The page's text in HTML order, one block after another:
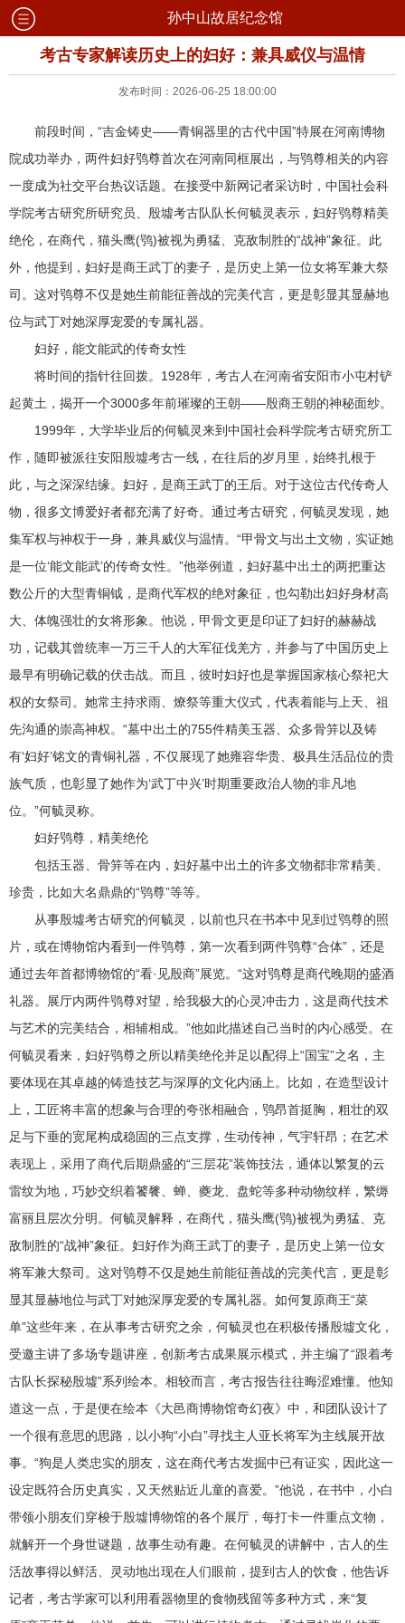
孙中山故居纪念馆
考古专家解读历史上的妇好：兼具威仪与温情
发布时间：2026-06-25 18:00:00
前段时间，“吉金铸史——青铜器里的古代中国”特展在河南博物
院成功举办，两件妇好鸮尊首次在河南同框展出，与鸮尊相关的内容
一度成为社交平台热议话题。在接受中新网记者采访时，中国社会科
学院考古研究所研究员、殷墟考古队队长何毓灵表示，妇好鸮尊精美
绝伦，在商代，猫头鹰(鸮)被视为勇猛、克敌制胜的“战神”象征。此
外，他提到，妇好是商王武丁的妻子，是历史上第一位女将军兼大祭
司。这对鸮尊不仅是她生前能征善战的完美代言，更是彰显其显赫地
位与武丁对她深厚宠爱的专属礼器。
妇好，能文能武的传奇女性
将时间的指针往回拨。1928年，考古人在河南省安阳市小屯村铲
起黄土，揭开一个3000多年前璀璨的王朝——殷商王朝的神秘面纱。
1999年，大学毕业后的何毓灵来到中国社会科学院考古研究所工
作，随即被派往安阳殷墟考古一线，在往后的岁月里，始终扎根于
此，与之深深结缘。妇好，是商王武丁的王后。对于这位古代传奇人
物，很多文博爱好者都充满了好奇。通过考古研究，何毓灵发现，她
集军权与神权于一身，兼具威仪与温情。“甲骨文与出土文物，实证她
是一位‘能文能武’的传奇女性。”他举例道，妇好墓中出土的两把重达
数公斤的大型青铜钺，是商代军权的绝对象征，也勾勒出妇好身材高
大、体魄强壮的女将形象。他说，甲骨文更是印证了妇好的赫赫战
功，记载其曾统率一万三千人的大军征伐羌方，并参与了中国历史上
最早有明确记载的伏击战。而且，彼时妇好也是掌握国家核心祭祀大
权的女祭司。她常主持求雨、燎祭等重大仪式，代表着能与上天、祖
先沟通的崇高神权。“墓中出土的755件精美玉器、众多骨笄以及铸
有‘妇好’铭文的青铜礼器，不仅展现了她雍容华贵、极具生活品位的贵
族气质，也彰显了她作为‘武丁中兴’时期重要政治人物的非凡地
位。”何毓灵称。
妇好鸮尊，精美绝伦
包括玉器、骨笄等在内，妇好墓中出土的许多文物都非常精美、
珍贵，比如大名鼎鼎的“鸮尊”等等。
从事殷墟考古研究的何毓灵，以前也只在书本中见到过鸮尊的照
片，或在博物馆内看到一件鸮尊，第一次看到两件鸮尊“合体”，还是
通过去年首都博物馆的“看·见殷商”展览。“这对鸮尊是商代晚期的盛酒
礼器。展厅内两件鸮尊对望，给我极大的心灵冲击力，这是商代技术
与艺术的完美结合，相辅相成。”他如此描述自己当时的内心感受。在
何毓灵看来，妇好鸮尊之所以精美绝伦并足以配得上“国宝”之名，主
要体现在其卓越的铸造技艺与深厚的文化内涵上。比如，在造型设计
上，工匠将丰富的想象与合理的夸张相融合，鸮昂首挺胸，粗壮的双
足与下垂的宽尾构成稳固的三点支撑，生动传神，气宇轩昂；在艺术
表现上，采用了商代后期鼎盛的“三层花”装饰技法，通体以繁复的云
雷纹为地，巧妙交织着饕餮、蝉、夔龙、盘蛇等多种动物纹样，繁缛
富丽且层次分明。何毓灵解释，在商代，猫头鹰(鸮)被视为勇猛、克
敌制胜的“战神”象征。妇好作为商王武丁的妻子，是历史上第一位女
将军兼大祭司。这对鸮尊不仅是她生前能征善战的完美代言，更是彰
显其显赫地位与武丁对她深厚宠爱的专属礼器。如何复原商王“菜
单”这些年来，在从事考古研究之余，何毓灵也在积极传播殷墟文化，
受邀主讲了多场专题讲座，创新考古成果展示模式，并主编了“跟着考
古队长探秘殷墟”系列绘本。相较而言，考古报告往往晦涩难懂。他知
道这一点，于是便在绘本《大邑商博物馆奇幻夜》中，和团队设计了
一个很有意思的思路，以小狗“小白”寻找主人亚长将军为主线展开故
事。“狗是人类忠实的朋友，这在商代考古发掘中已有证实，因此这一
设定既符合历史真实，又天然贴近儿童的喜爱。”他说，在书中，小白
带领小朋友们穿梭于殷墟博物馆的各个展厅，每打卡一件重点文物，
就解开一个身世谜题，故事生动有趣。在何毓灵的讲解中，古人的生
活故事得以鲜活、灵动地出现在人们眼前，提到古人的饮食，他告诉
记者，考古学家可以利用看器物里的食物残留等多种方式，来“复